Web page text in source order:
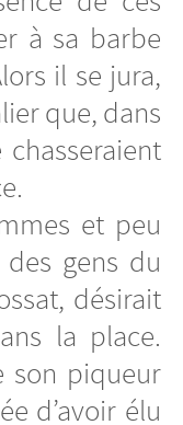
à sa barbe
il se jura,
que, dans
et peu
gens du
désirait
la place.
son piqueur
d’avoir élu